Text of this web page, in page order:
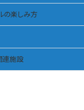
の楽しみ方
連施設